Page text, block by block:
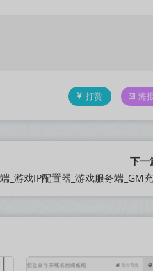
打赏 海
下一